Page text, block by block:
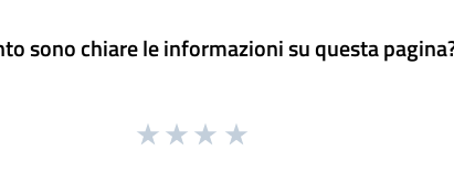
sono chiare le informazioni su questa